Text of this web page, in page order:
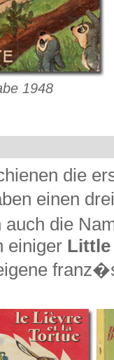
1948
die
einen
auch die
einiger Little